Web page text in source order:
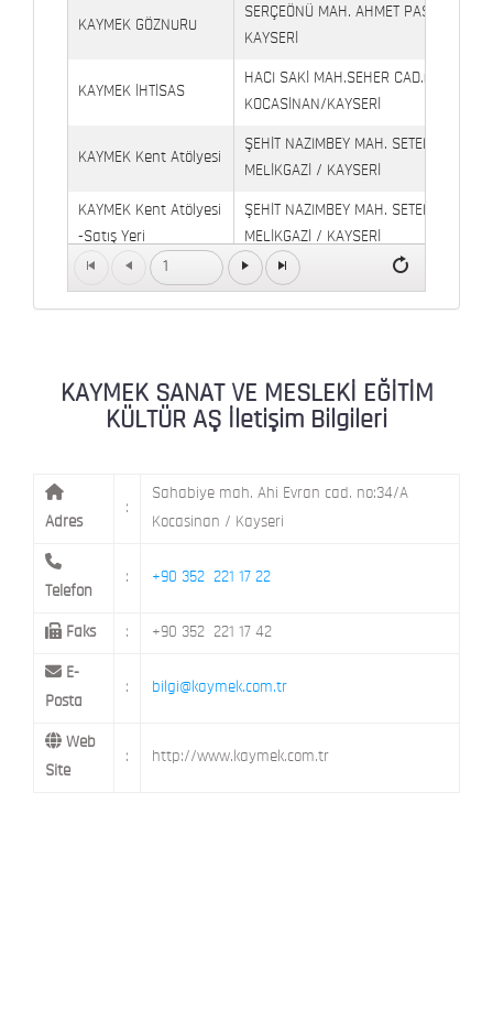
KAYMEK GÖZNURU
SERÇEÖNÜ MAH. AHMET PAŞA CAD.
KAYSERİ
KAYMEK İHTİSAS
HACI SAKİ MAH.SEHER CAD.(6009
KOCASİNAN/KAYSERİ
KAYMEK Kent Atölyesi
ŞEHİT NAZIMBEY MAH. SETENÖNÜ
MELİKGAZİ / KAYSERİ
KAYMEK Kent Atölyesi
-Satış Yeri
ŞEHİT NAZIMBEY MAH. SETENÖNÜ
MELİKGAZİ / KAYSERİ
Kaymek Köşk Sosyal
Köşk Mahallesi, Orgeneral Eşref Bitlis
KAYMEK SÜMER MEVLANA MAH. 8. CAD. NO: 28
MİMARSİNAN DEMOKRASİ MAH. FATİN
1
KAYMEK SANAT VE MESLEKİ EĞİTİM
KÜLTÜR AŞ İletişim Bilgileri
Adres
:
Sahabiye mah. Ahi Evran cad. no:34/A
Kocasinan / Kayseri
Telefon
: +90 352 221 17 22
Faks : +90 352 221 17 42
E-
Posta
: bilgi@kaymek.com.tr
Web
Site
: http://www.kaymek.com.tr